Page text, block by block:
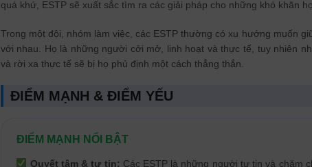
quá khứ, ESTP sẽ xuất sắc tìm ra các giải pháp cho những khó khăn
Trong một đội, nhóm làm việc, các ESTP thường có xu hướng muốn
với nhau. Họ là những người cởi mở, linh hoạt và thực tế, tuy nhiên
và rời xa thực tế sẽ bị họ phủ định một cách thẳng thắn.
ĐIỂM MẠNH & ĐIỂM YẾU
ĐIỂM MẠNH NỔI BẬT
Quyết tâm & tự tin: Các ESTP là những người tự tin và chăm